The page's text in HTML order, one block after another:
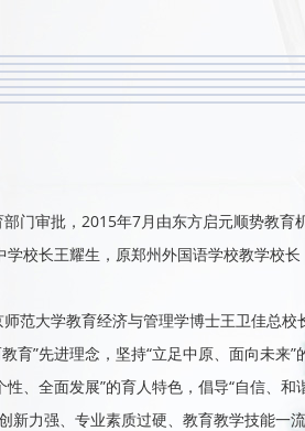
门审批，2015年7月由东方启元顺势教育
学校长王耀生，原郑州外国语学校教学校
范大学教育经济与管理学博士王卫佳总校
育”先进理念，坚持“立足中原、面向未来”
、全面发展”的育人特色，倡导“自信、和
新力强、专业素质过硬、教育教学技能一